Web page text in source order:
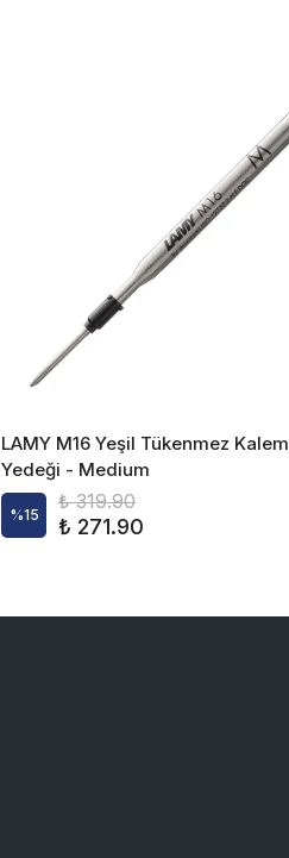
LAMY M16 Yeşil Tükenmez Kalem
Yedeği - Medium
%15
₺ 319.90
₺ 271.90